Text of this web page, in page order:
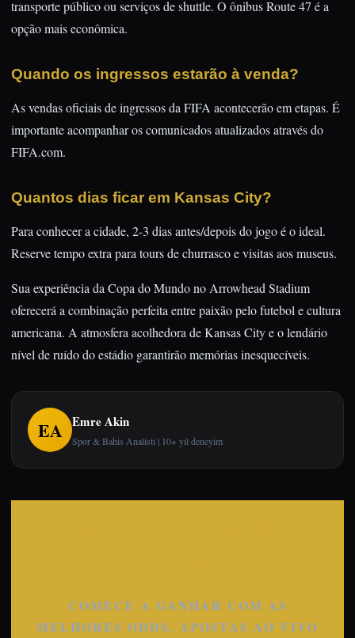
transporte público ou serviços de shuttle. O ônibus Route 47 é a
opção mais econômica.
Quando os ingressos estarão à venda?
As vendas oficiais de ingressos da FIFA acontecerão em etapas. É
importante acompanhar os comunicados atualizados através do
FIFA.com.
Quantos dias ficar em Kansas City?
Para conhecer a cidade, 2-3 dias antes/depois do jogo é o ideal.
Reserve tempo extra para tours de churrasco e visitas aos museus.
Sua experiência da Copa do Mundo no Arrowhead Stadium
oferecerá a combinação perfeita entre paixão pelo futebol e cultura
americana. A atmosfera acolhedora de Kansas City e o lendário
nível de ruído do estádio garantirão memórias inesquecíveis.
EA Emre Akin
Spor & Bahis Analisti | 10+ yil deneyim
COMECE A GANHAR COM AS
MELHORES ODDS, APOSTAS AO VIVO